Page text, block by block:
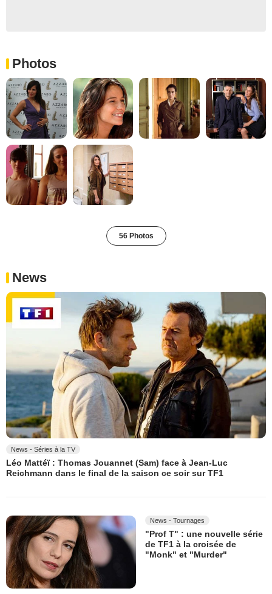
Photos
56 Photos
News
News - Séries à la TV
Léo Mattéï : Thomas Jouannet (Sam) face à Jean-Luc
Reichmann dans le final de la saison ce soir sur TF1
News - Tournages
"Prof T" : une nouvelle série
de TF1 à la croisée de
"Monk" et "Murder"